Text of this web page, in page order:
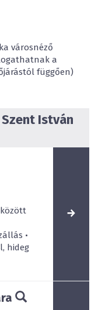
városnéző
a
függően)
István
között
•
hideg